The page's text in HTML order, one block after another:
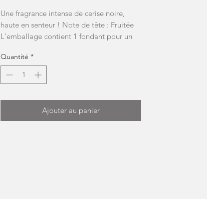
Une fragrance intense de cerise noire,
haute en senteur ! Note de tête : Fruitée
L'emballage contient 1 fondant pour un
forme et la couleur peuvent changer
Quantité *
Ajouter au panier